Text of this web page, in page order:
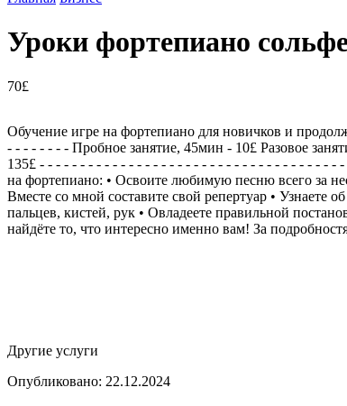
Уроки фортепиано
70£
Обучение игре на фортепиано для новичков и
- - - - - - - - Пробное занятие, 45мин - 10£ Разовое
135£ - - - - - - - - - - - - - - - - - - - - - - - - - - - - - - - - - - - - -
на фортепиано: • Освоите любимую песню всего за
Вместе со мной составите свой репертуар • Узнаете
пальцев, кистей, рук • Овладеете правильной
найдёте то, что интересно именно вам! За
Другие услуги
Опубликовано: 22.12.2024